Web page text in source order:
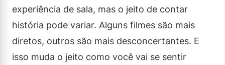
experiência de sala, mas o jeito de contar
história pode variar. Alguns filmes são mais
diretos, outros são mais desconcertantes. E
isso muda o jeito como você vai se sentir